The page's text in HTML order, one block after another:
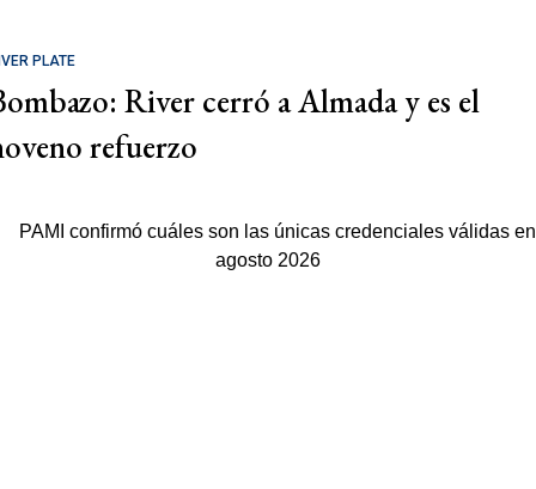
PLATE
River cerró a Almada y es el
refuerzo